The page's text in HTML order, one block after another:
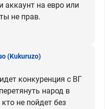
аккаунт на евро или
не прав.
(Kukuruzo)
конкуренция с ВГ
народ в
не пойдет без